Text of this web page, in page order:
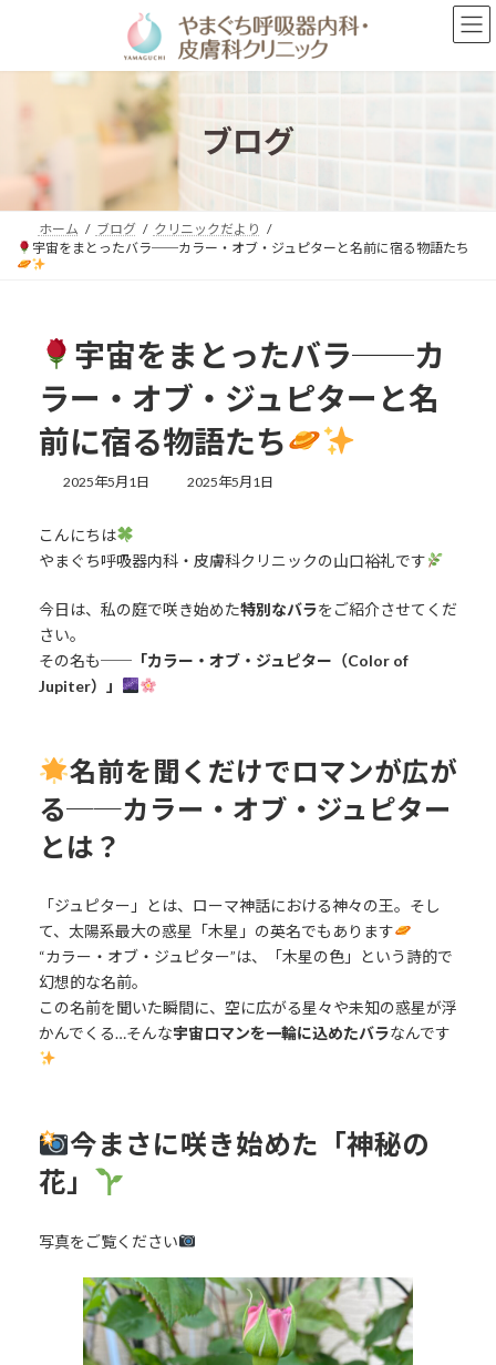
ン
プ
ー
動
ブログ
ホーム ブログ
クリニックだより
宇宙をまとったバラ──カラー・オブ・ジュピターと名前に宿る物語たち
宇宙をまとったバラ──カ
ラー・オブ・ジュピターと名
前に宿る物語たち
2025年5月1日
最
日
2025年5月1日
こんにちは
やまぐち呼吸器内科・皮膚科クリニックの山口裕礼です
今日は、私の庭で咲き始めた特別なバラをご紹介させてくだ
さい。
その名も──「カラー・オブ・ジュピター（Color of
Jupiter）」
名前を聞くだけでロマンが広が
る──カラー・オブ・ジュピター
とは？
「ジュピター」とは、ローマ神話における神々の王。そし
て、太陽系最大の惑星「木星」の英名でもあります
“カラー・オブ・ジュピター”は、「木星の色」という詩的で
幻想的な名前。
この名前を聞いた瞬間に、空に広がる星々や未知の惑星が浮
かんでくる…そんな宇宙ロマンを一輪に込めたバラなんです
今まさに咲き始めた「神秘の
花」
写真をご覧ください